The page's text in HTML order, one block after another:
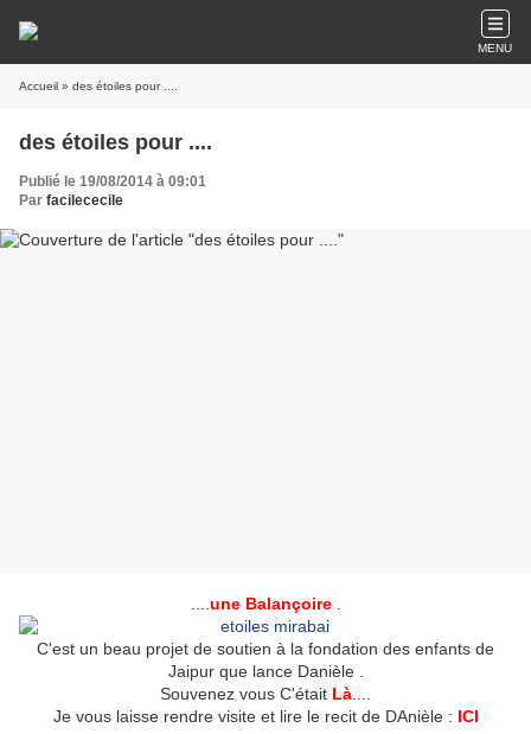
MENU
Accueil » des étoiles pour ....
des étoiles pour ....
Publié le 19/08/2014 à 09:01
Par facilececile
une Balançoire.
C'est un beau projet de soutien à la fondation des enfants de
Jaipur que lance Danièle .
Souvenez vous C'était Là
Je vous laisse rendre visite et lire le recit de DAnièle : ICI